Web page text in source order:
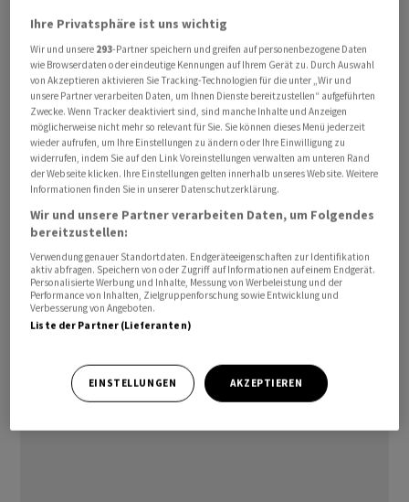
von zuletzt 0,8099.
Der Euro hat zum US-Dollar am Vormittag leicht an
Terrain eingebüsst und wird derzeit zu 1,1392 nach
1,1410 am frühen Morgen gehandelt. Die Inflationsrate
in der Eurozone hatte sich im Juni stärker
abgeschwächt als erwartet.
Insgesamt sehen die Experten der ING den Dollar weiter
gut unterstützt. Angesichts der fehlenden Forward
Guidance des Fed konzentriere sich der Markt umso
mehr auf jegliche Kommentare von Warsh. Dabei dürfte
gerade sein Fokus auf der Preisstabilität den Greenback
tendenziell stützen, so die Experten. Und nach den
jüngsten Daten zu Inflation und Arbeitsmarkt sowie den
kaum seinen falkenhaften Ton abmildern.
Ihre Privatsphäre ist uns wichtig
Wir und unsere 293-Partner speichern und greifen auf personenbezogene Daten
wie Browserdaten oder eindeutige Kennungen auf Ihrem Gerät zu. Durch Auswahl
von Akzeptieren aktivieren Sie Tracking-Technologien für die unter „Wir und
unsere Partner verarbeiten Daten, um Ihnen Dienste bereitzustellen“ aufgeführten
Zwecke. Wenn Tracker deaktiviert sind, sind manche Inhalte und Anzeigen
möglicherweise nicht mehr so relevant für Sie. Sie können dieses Menü jederzeit
wieder aufrufen, um Ihre Einstellungen zu ändern oder Ihre Einwilligung zu
widerrufen, indem Sie auf den Link Voreinstellungen verwalten am unteren Rand
der Webseite klicken. Ihre Einstellungen gelten innerhalb unseres Website. Weitere
Informationen finden Sie in unserer Datenschutzerklärung.
Wir und unsere Partner verarbeiten Daten, um Folgendes
bereitzustellen:
Verwendung genauer Standortdaten. Endgeräteeigenschaften zur Identifikation
aktiv abfragen. Speichern von oder Zugriff auf Informationen auf einem Endgerät.
Personalisierte Werbung und Inhalte, Messung von Werbeleistung und der
Performance von Inhalten, Zielgruppenforschung sowie Entwicklung und
Verbesserung von Angeboten.
Liste der Partner (Lieferanten)
EINSTELLUNGEN AKZEPTIEREN